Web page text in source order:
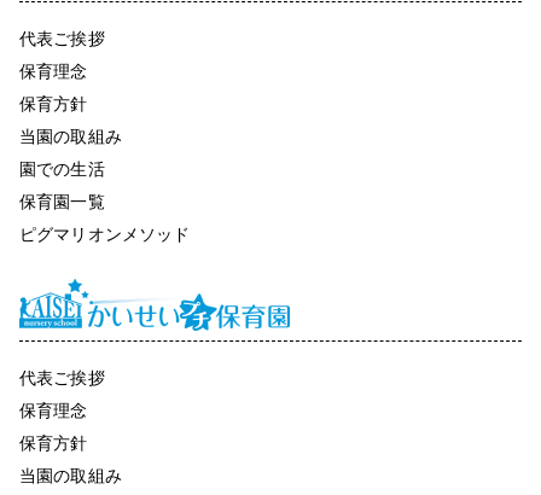
代表ご挨拶
保育理念
保育方針
当園の取組み
園での生活
保育園一覧
ピグマリオンメソッド
代表ご挨拶
保育理念
保育方針
当園の取組み